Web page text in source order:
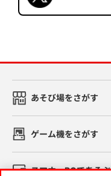
あそび場をさがす
ゲーム機をさがす
スマホ・PCであそぶ